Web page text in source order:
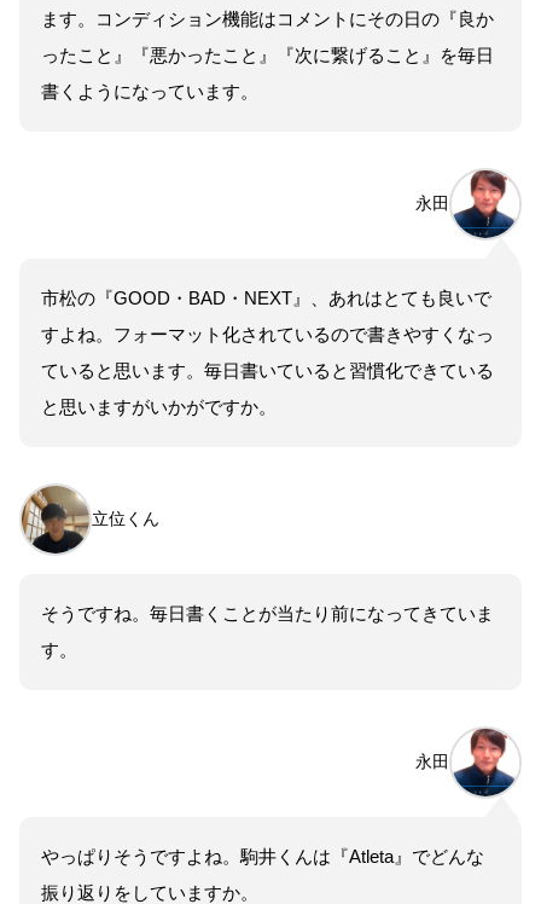
ます。コンディション機能はコメントにその日の『良か
ったこと』『悪かったこと』『次に繋げること』を毎日
書くようになっています。
市松の『GOOD・BAD・NEXT』、あれはとても良いで
すよね。フォーマット化されているので書きやすくなっ
ていると思います。毎日書いていると習慣化できている
と思いますがいかがですか。
永田
そうですね。毎日書くことが当たり前になってきていま
す。
立位くん
やっぱりそうですよね。駒井くんは『Atleta』でどんな
振り返りをしていますか。
永田